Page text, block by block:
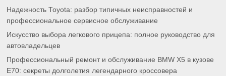
Надежность Toyota: разбор типичных неисправностей и
профессиональное сервисное обслуживание
Искусство выбора легкового прицепа: полное руководство для
автовладельцев
Профессиональный ремонт и обслуживание BMW X5 в кузове
E70: секреты долголетия легендарного кроссовера